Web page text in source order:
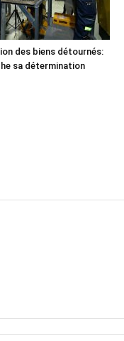
des biens détournés:
sa détermination